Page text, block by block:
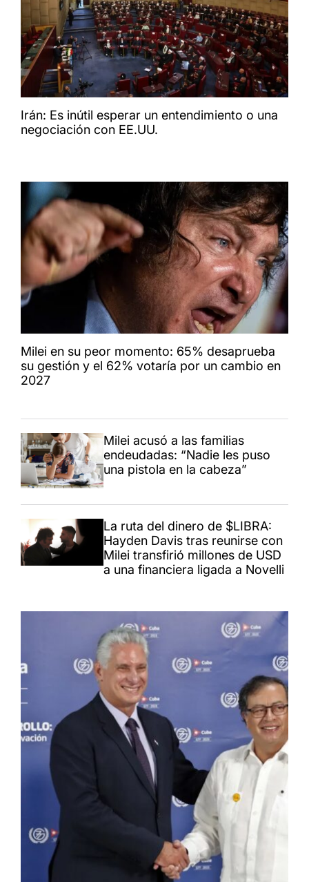
Irán: Es inútil esperar un entendimiento o una
negociación con EE.UU.
Milei en su peor momento: 65% desaprueba
su gestión y el 62% votaría por un cambio en
2027
Milei acusó a las familias
endeudadas: “Nadie les puso
una pistola en la cabeza”
La ruta del dinero de $LIBRA:
Hayden Davis tras reunirse con
Milei transfirió millones de USD
a una financiera ligada a Novelli